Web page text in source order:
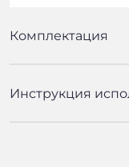
Комплектация
Инструкция